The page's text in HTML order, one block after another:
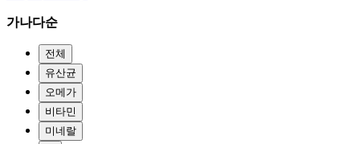
가나다순
전체
유산균
오메가
비타민
미네랄